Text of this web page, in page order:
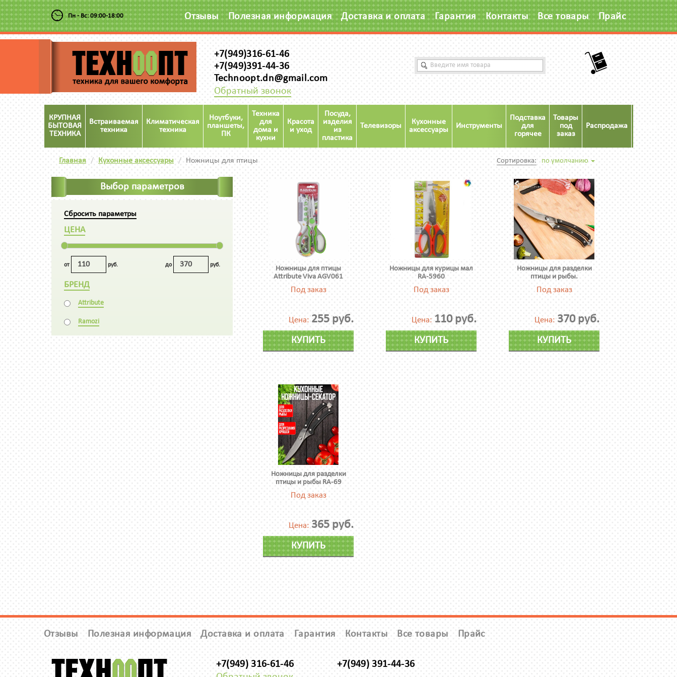
Пн - Вс: 09:00-18:00 Отзывы Полезная информация Доставка и оплата Гарантия Контакты Все товары Прайс
+7(949)316-61-46
+7(949)391-44-36
Technoopt.dn@gmail.com
Обратный звонок
КРУПНАЯ
БЫТОВАЯ
ТЕХНИКА
Встраиваемая
техника
Климатическая
техника
Ноутбуки,
планшеты,
ПК
Техника
для
дома и
кухни
Красота
и уход
Посуда,
изделия
из
пластика
Телевизоры
Кухонные
аксессуары
Инструменты
Подставка
для
горячее
Товары
под
заказ
Распродажа
Главная Кухонные аксессуары Ножницы для птицы Сортировка: по умолчанию
Выбор параметров
Сбросить параметры
ЦЕНА
от руб. до руб.
БРЕНД
Attribute
Ramozi
Ножницы для птицы
Attribute Viva AGV061
Под заказ
Цена: 255 руб.
КУПИТЬ
Ножницы для курицы мал
RA-5960
Под заказ
Цена: 110 руб.
КУПИТЬ
Ножницы для разделки
птицы и рыбы.
Под заказ
Цена: 370 руб.
КУПИТЬ
Ножницы для разделки
птицы и рыбы RA-69
Под заказ
Цена: 365 руб.
КУПИТЬ
Отзывы Полезная информация Доставка и оплата Гарантия Контакты Все товары Прайс
+7(949) 316-61-46
+7(949) 391-44-36